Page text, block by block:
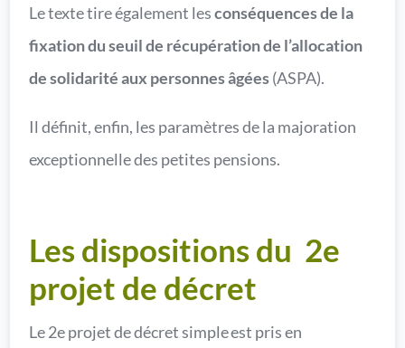
Le texte tire également lesconséquences de la
fixation du seuil de récupération de l’allocation
de solidarité aux personnes âgées(ASPA).
Il définit, enfin, les paramètres de la majoration
exceptionnelle des petites pensions.
Les dispositions du 2e
projet de décret
Le 2e projet de décret simple est pris en